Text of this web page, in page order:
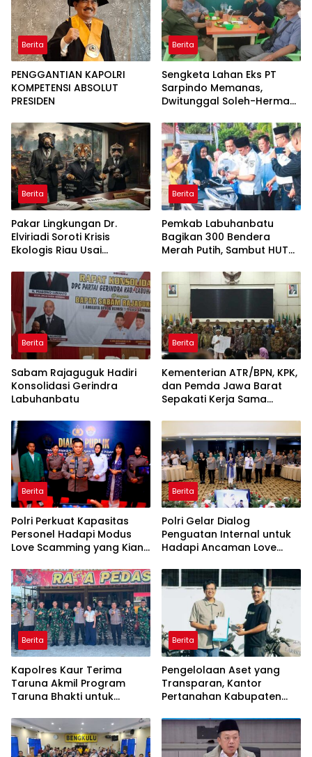
Berita
PENGGANTIAN KAPOLRI
KOMPETENSI ABSOLUT
PRESIDEN
Berita
Sengketa Lahan Eks PT
Sarpindo Memanas,
Dwitunggal Soleh-Herman
ke Pulau Rupat
Berita
Pakar Lingkungan Dr.
Elviriadi Soroti Krisis
Ekologis Riau Usai
Monyet, Harimau, dan
Beruang Terhadap Warga
Berita
Pemkab Labuhanbatu
Bagikan 300 Bendera
Merah Putih, Sambut HUT
Berita
Sabam Rajaguguk Hadiri
Konsolidasi Gerindra
Labuhanbatu
Berita
Kementerian ATR/BPN, KPK,
dan Pemda Jawa Barat
Sepakati Kerja Sama
Korupsi serta Penguatan
Ekonomi Daerah
Berita
Polri Perkuat Kapasitas
Personel Hadapi Modus
Love Scamming yang Kian
Berita
Polri Gelar Dialog
Penguatan Internal untuk
Hadapi Ancaman Love
Berita
Kapolres Kaur Terima
Taruna Akmil Program
Taruna Bhakti untuk
Rakyat Kabupaten Kaur
Berita
Pengelolaan Aset yang
Transparan, Kantor
Pertanahan Kabupaten
kepada Pemenang Lelang